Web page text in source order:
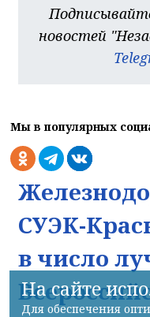
новостей
Мы в популярных
СУЭК-
в число
На сайте
Для обеспечения